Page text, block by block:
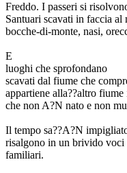
Freddo. I passeri si
Santuari scavati in faccia al
bocche-di-monte, nasi,
E
luoghi che sprofondano
scavati dal fiume che
appartiene alla??altro fiume
che non A?N nato e non
Il tempo sa??A?N
risalgono in un brivido voci
familiari.